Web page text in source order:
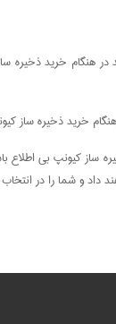
خرید ذخیره ساز
ساز کیونپ بی
داد و شما را در